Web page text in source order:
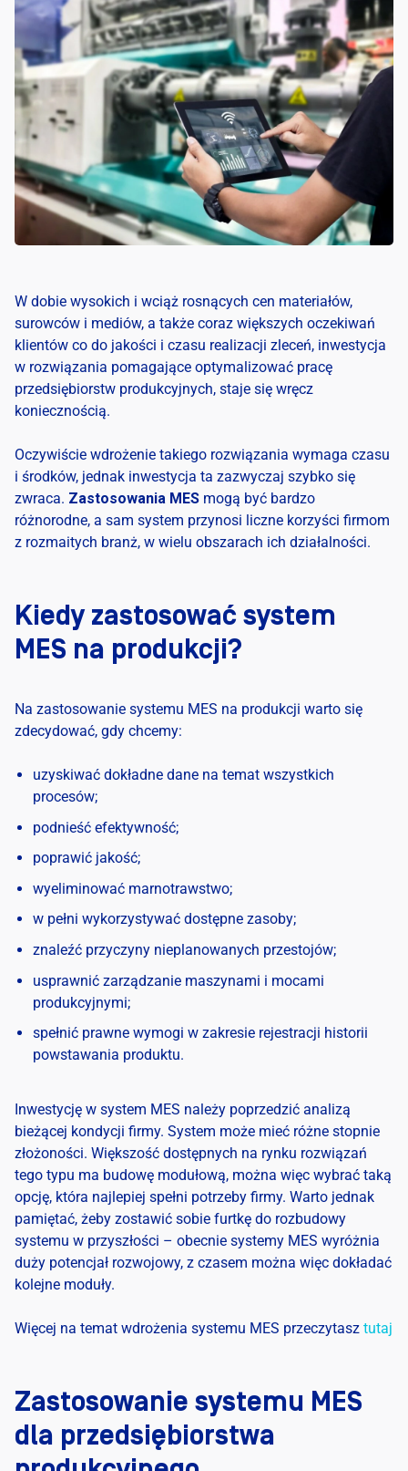
W dobie wysokich i wciąż rosnących cen materiałów,
surowców i mediów, a także coraz większych oczekiwań
klientów co do jakości i czasu realizacji zleceń, inwestycja
w rozwiązania pomagające optymalizować pracę
przedsiębiorstw produkcyjnych, staje się wręcz
koniecznością.
Oczywiście wdrożenie takiego rozwiązania wymaga czasu
i środków, jednak inwestycja ta zazwyczaj szybko się
zwraca. Zastosowania MES mogą być bardzo
różnorodne, a sam system przynosi liczne korzyści firmom
z rozmaitych branż, w wielu obszarach ich działalności.
Kiedy zastosować system
MES na produkcji?
Na zastosowanie systemu MES na produkcji warto się
zdecydować, gdy chcemy:
uzyskiwać dokładne dane na temat wszystkich
procesów;
podnieść efektywność;
poprawić jakość;
wyeliminować marnotrawstwo;
w pełni wykorzystywać dostępne zasoby;
znaleźć przyczyny nieplanowanych przestojów;
usprawnić zarządzanie maszynami i mocami
produkcyjnymi;
spełnić prawne wymogi w zakresie rejestracji historii
powstawania produktu.
Inwestycję w system MES należy poprzedzić analizą
bieżącej kondycji firmy. System może mieć różne stopnie
złożoności. Większość dostępnych na rynku rozwiązań
tego typu ma budowę modułową, można więc wybrać taką
opcję, która najlepiej spełni potrzeby firmy. Warto jednak
pamiętać, żeby zostawić sobie furtkę do rozbudowy
systemu w przyszłości – obecnie systemy MES wyróżnia
duży potencjał rozwojowy, z czasem można więc dokładać
kolejne moduły.
Więcej na temat wdrożenia systemu MES przeczytasz tutaj
Zastosowanie systemu MES
dla przedsiębiorstwa